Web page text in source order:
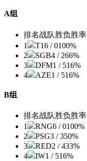
A组
排名战队胜负胜率
1
T16 / 0100%
2
SGB4 / 266%
3
DFM1 / 516%
4
AZE1 / 516%
B组
排名战队胜负胜率
1
RNG6 / 0100%
2
PSG3 / 350%
3
RED2 / 433%
4
IW1 / 516%